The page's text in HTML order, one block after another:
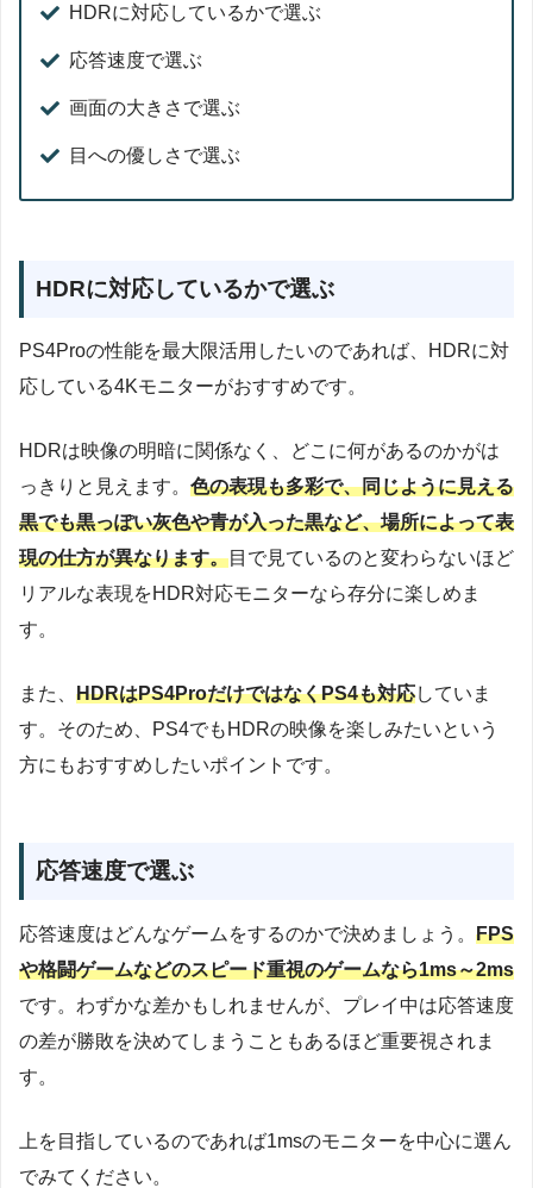
HDRに対応しているかで選ぶ
応答速度で選ぶ
画面の大きさで選ぶ
目への優しさで選ぶ
HDRに対応しているかで選ぶ
PS4Proの性能を最大限活用したいのであれば、HDRに対
応している4Kモニターがおすすめです。
HDRは映像の明暗に関係なく、どこに何があるのかがは
っきりと見えます。 色の表現も多彩で、同じように見える
黒でも黒っぽい灰色や青が入った黒など、場所によって表
現の仕方が異なります。目で見ているのと変わらないほど
リアルな表現をHDR対応モニターなら存分に楽しめま
す。
また、 HDRはPS4ProだけではなくPS4も対応していま
す。そのため、PS4でもHDRの映像を楽しみたいという
方にもおすすめしたいポイントです。
応答速度で選ぶ
応答速度はどんなゲームをするのかで決めましょう。 FPS
や格闘ゲームなどのスピード重視のゲームなら1ms～2ms
です。わずかな差かもしれませんが、プレイ中は応答速度
の差が勝敗を決めてしまうこともあるほど重要視されま
す。
上を目指しているのであれば1msのモニターを中心に選ん
でみてください。